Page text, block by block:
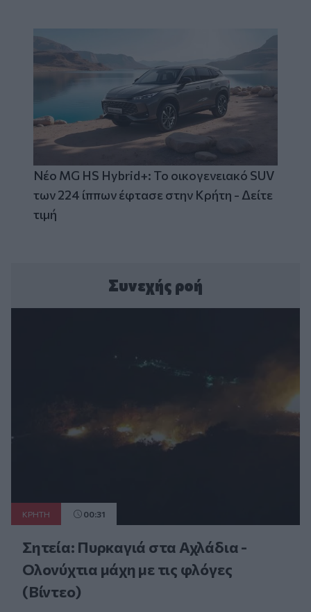
Νέο MG HS Hybrid+: Το οικογενειακό SUV
των 224 ίππων έφτασε στην Κρήτη - Δείτε
τιμή
Συνεχής ροή
ΚΡΗΤΗ 00:31
Σητεία: Πυρκαγιά στα Αχλάδια -
Ολονύχτια μάχη με τις φλόγες
(Βίντεο)